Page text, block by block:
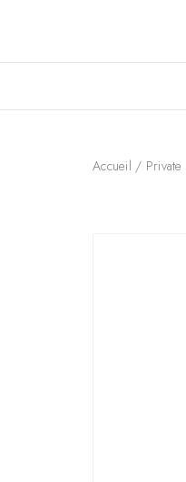
Accueil / Private